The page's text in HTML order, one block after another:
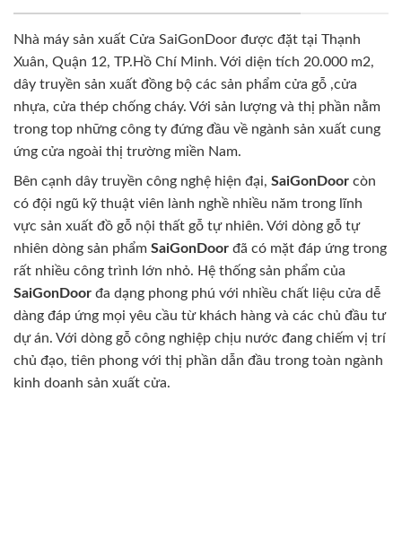
Nhà máy sản xuất Cửa SaiGonDoor được đặt tại Thạnh
Xuân, Quận 12, TP.Hồ Chí Minh. Với diện tích 20.000 m2,
dây truyền sản xuất đồng bộ các sản phẩm cửa gỗ ,cửa
nhựa, cửa thép chống cháy. Với sản lượng và thị phần nằm
trong top những công ty đứng đầu về ngành sản xuất cung
ứng cửa ngoài thị trường miền Nam.
Bên cạnh dây truyền công nghệ hiện đại, SaiGonDoor còn
có đội ngũ kỹ thuật viên lành nghề nhiều năm trong lĩnh
vực sản xuất đồ gỗ nội thất gỗ tự nhiên. Với dòng gỗ tự
nhiên dòng sản phẩm SaiGonDoor đã có mặt đáp ứng trong
rất nhiều công trình lớn nhỏ. Hệ thống sản phẩm của
SaiGonDoor đa dạng phong phú với nhiều chất liệu cửa dễ
dàng đáp ứng mọi yêu cầu từ khách hàng và các chủ đầu tư
dự án. Với dòng gỗ công nghiệp chịu nước đang chiếm vị trí
chủ đạo, tiên phong với thị phần dẫn đầu trong toàn ngành
kinh doanh sản xuất cửa.